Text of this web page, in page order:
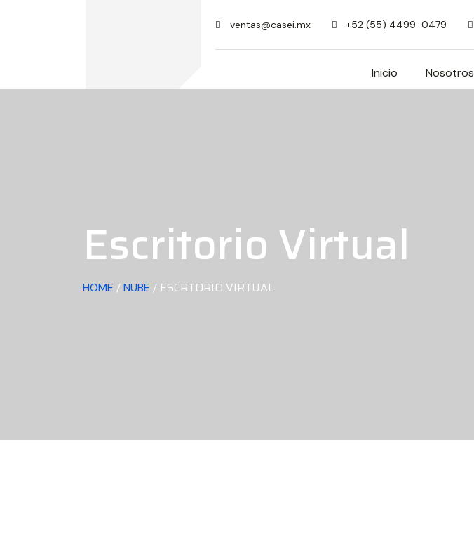
ventas@casei.mx +52 (55) 4499-0479
Inicio Nosotros
Escritorio Virtual
HOME /NUBE / ESCRTORIO VIRTUAL